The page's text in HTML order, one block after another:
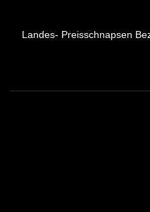
Landes- Preisschnapsen